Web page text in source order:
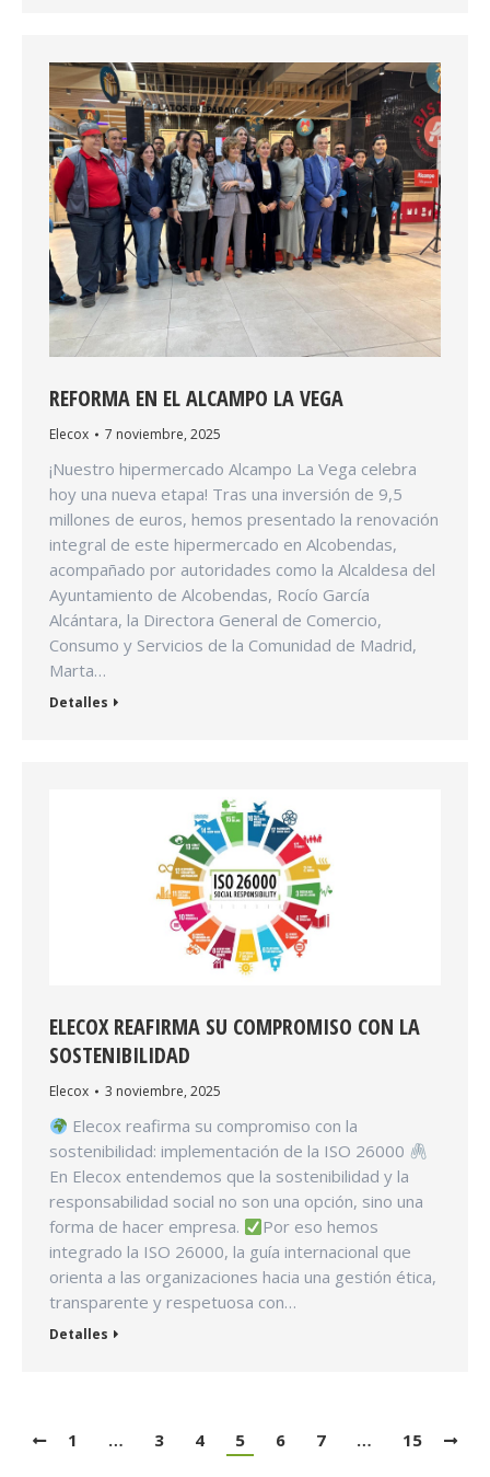
REFORMA EN EL ALCAMPO LA VEGA
Elecox 7 noviembre, 2025
¡Nuestro hipermercado Alcampo La Vega celebra
hoy una nueva etapa! Tras una inversión de 9,5
millones de euros, hemos presentado la renovación
integral de este hipermercado en Alcobendas,
acompañado por autoridades como la Alcaldesa del
Ayuntamiento de Alcobendas, Rocío García
Alcántara, la Directora General de Comercio,
Consumo y Servicios de la Comunidad de Madrid,
Marta…
Detalles
ELECOX REAFIRMA SU COMPROMISO CON LA
SOSTENIBILIDAD
Elecox 3 noviembre, 2025
Elecox reafirma su compromiso con la
sostenibilidad: implementación de la ISO 26000
En Elecox entendemos que la sostenibilidad y la
responsabilidad social no son una opción, sino una
forma de hacer empresa.
Por eso hemos
integrado la ISO 26000, la guía internacional que
orienta a las organizaciones hacia una gestión ética,
transparente y respetuosa con…
Detalles
1 … 3 4 5 6 7 … 15